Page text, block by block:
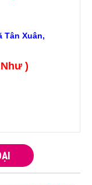
Tân Xuân,
)